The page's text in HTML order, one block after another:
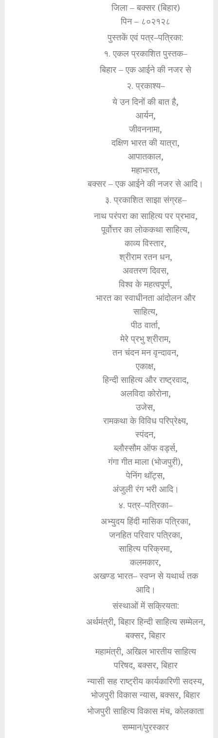
जिला – बक्सर (बिहार)
पिन – ८०२१२८
पुस्तकें एवं पत्र–पत्रिका:
१. एकल प्रकाशित पुस्तक–
बिहार – एक आईने की नजर से
२. प्रकाश्य–
ये उन दिनों की बात है,
आर्यन,
जीवननामा,
दक्षिण भारत की यात्रा,
आपातकाल,
महाभारत,
बक्सर – एक आईने की नजर से आदि।
३. प्रकाशित साझा संग्रह–
नाथ परंपरा का साहित्य पर प्रभाव,
पूर्वोत्तर का लोककथा साहित्य,
काव्य विस्तार,
श्रीराम रतन धन,
अवतरण दिवस,
विश्व के महत्वपूर्ण,
भारत का स्वाधीनता आंदोलन और
साहित्य,
पीठ वार्ता,
मेरे प्रभु श्रीराम,
तन चंदन मन वृन्दावन,
एकाक्ष,
हिन्दी साहित्य और राष्ट्रवाद,
अलविदा कोरोना,
उजेस,
रामकथा के विविध परिप्रेक्ष्य,
स्पंदन,
ब्लौस्सौम ऑफ वर्ड्स,
गंगा गीत माला (भोजपुरी),
पेनिंग थॉट्स,
अंजुली रंग भरी आदि।
४. पत्र–पत्रिका–
अभ्युदय हिंदी मासिक पत्रिका,
जनहित परिवार पत्रिका,
साहित्य परिक्रमा,
कलमकार,
अखण्ड भारत– स्वप्न से यथार्थ तक
आदि।
संस्थाओं में सक्रियता:
अर्थमंत्री, बिहार हिन्दी साहित्य सम्मेलन,
बक्सर, बिहार
महामंत्री, अखिल भारतीय साहित्य
परिषद, बक्सर, बिहार
न्यासी सह राष्ट्रीय कार्यकारिणी सदस्य,
भोजपुरी विकास न्यास, बक्सर, बिहार
भोजपुरी साहित्य विकास मंच, कोलकाता
सम्मान/पुरस्कार